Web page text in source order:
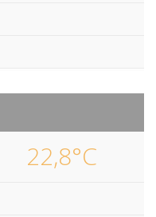
22,8°C